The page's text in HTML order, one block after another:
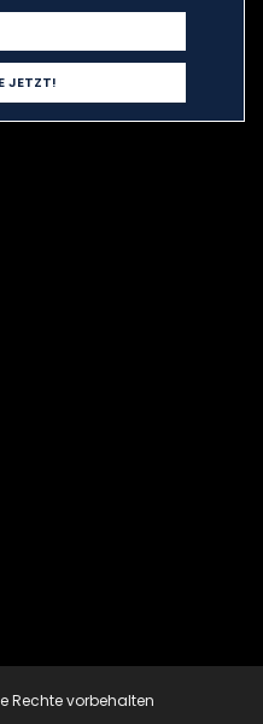
Rechte vorbehalten